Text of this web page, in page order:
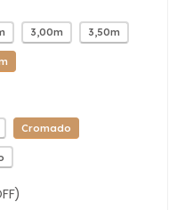
3,00m 3,50m
Cromado